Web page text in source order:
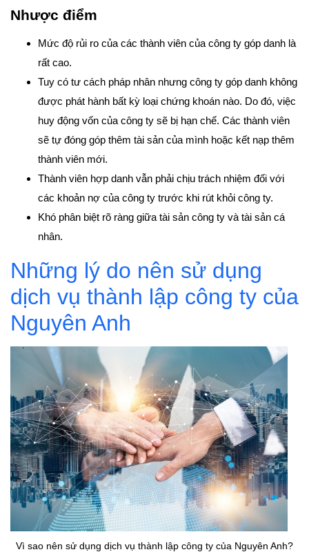
Nhược điểm
Mức độ rủi ro của các thành viên của công ty góp danh là
rất cao.
Tuy có tư cách pháp nhân nhưng công ty góp danh không
được phát hành bất kỳ loại chứng khoán nào. Do đó, việc
huy động vốn của công ty sẽ bị hạn chế. Các thành viên
sẽ tự đóng góp thêm tài sản của mình hoặc kết nạp thêm
thành viên mới.
Thành viên hợp danh vẫn phải chịu trách nhiệm đối với
các khoản nợ của công ty trước khi rút khỏi công ty.
Khó phân biệt rõ ràng giữa tài sản công ty và tài sản cá
nhân.
Những lý do nên sử dụng
dịch vụ thành lập công ty của
Nguyên Anh
Vì sao nên sử dụng dịch vụ thành lập công ty của Nguyên Anh?